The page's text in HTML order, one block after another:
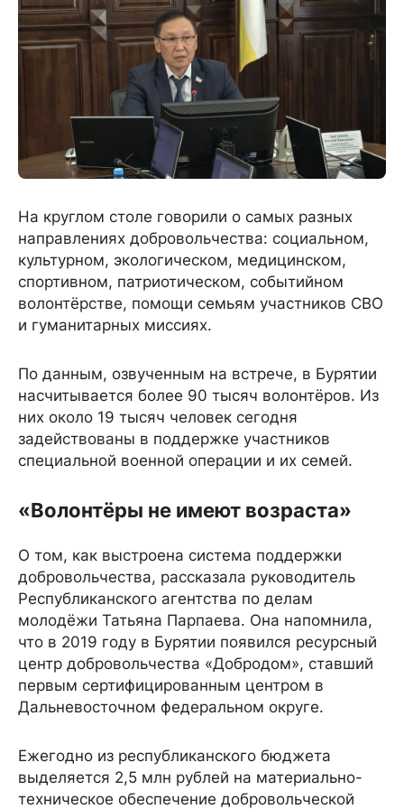
На круглом столе говорили о самых разных
направлениях добровольчества: социальном,
культурном, экологическом, медицинском,
спортивном, патриотическом, событийном
волонтёрстве, помощи семьям участников СВО
и гуманитарных миссиях.
По данным, озвученным на встрече, в Бурятии
насчитывается более 90 тысяч волонтёров. Из
них около 19 тысяч человек сегодня
задействованы в поддержке участников
специальной военной операции и их семей.
«Волонтёры не имеют возраста»
О том, как выстроена система поддержки
добровольчества, рассказала руководитель
Республиканского агентства по делам
молодёжи Татьяна Парпаева. Она напомнила,
что в 2019 году в Бурятии появился ресурсный
центр добровольчества «Добродом», ставший
первым сертифицированным центром в
Дальневосточном федеральном округе.
Ежегодно из республиканского бюджета
выделяется 2,5 млн рублей на материально-
техническое обеспечение добровольческой